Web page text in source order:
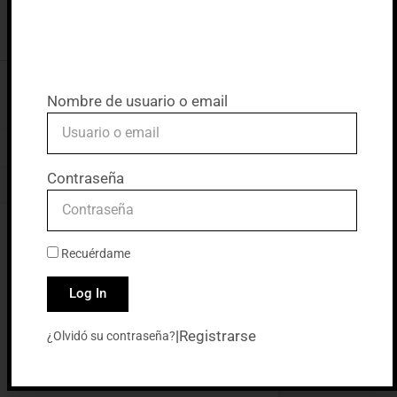
Nombre de usuario o email
Contraseña
Recuérdame
Log In
¿Olvidó su contraseña?|Registrarse